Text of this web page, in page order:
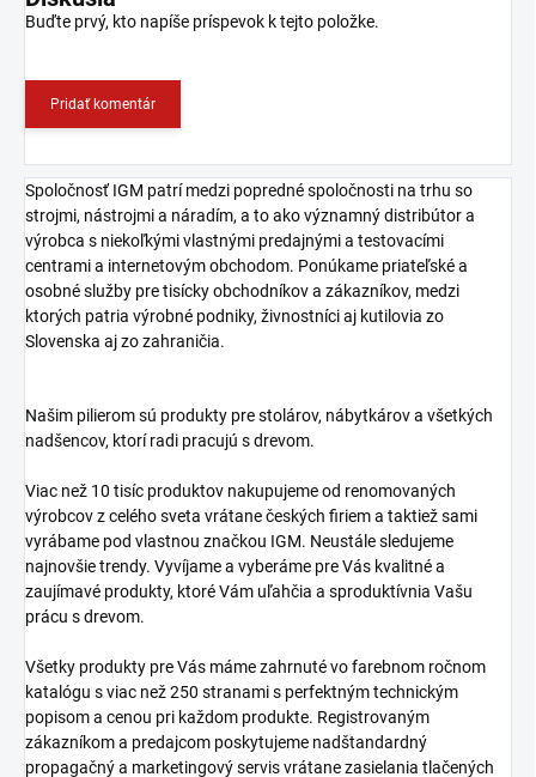
Buďte prvý, kto napíše príspevok k tejto položke.
Pridať komentár
Spoločnosť IGM patrí medzi popredné spoločnosti na trhu so
strojmi, nástrojmi a náradím, a to ako významný distribútor a
výrobca s niekoľkými vlastnými predajnými a testovacími
centrami a internetovým obchodom. Ponúkame priateľské a
osobné služby pre tisícky obchodníkov a zákazníkov, medzi
ktorých patria výrobné podniky, živnostníci aj kutilovia zo
Slovenska aj zo zahraničia.
Našim pilierom sú produkty pre stolárov, nábytkárov a všetkých
nadšencov, ktorí radi pracujú s drevom.
Viac než 10 tisíc produktov nakupujeme od renomovaných
výrobcov z celého sveta vrátane českých firiem a taktiež sami
vyrábame pod vlastnou značkou IGM. Neustále sledujeme
najnovšie trendy. Vyvíjame a vyberáme pre Vás kvalitné a
zaujímavé produkty, ktoré Vám uľahčia a sproduktívnia Vašu
prácu s drevom.
Všetky produkty pre Vás máme zahrnuté vo farebnom ročnom
katalógu s viac než 250 stranami s perfektným technickým
popisom a cenou pri každom produkte. Registrovaným
zákazníkom a predajcom poskytujeme nadštandardný
propagačný a marketingový servis vrátane zasielania tlačených